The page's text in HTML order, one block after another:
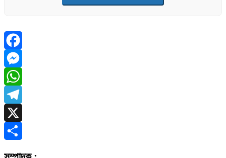
Facebook
Messenger
WhatsApp
Telegram
X